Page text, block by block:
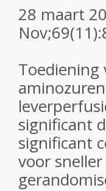
28 maart
Toediening
significant
significant
voor